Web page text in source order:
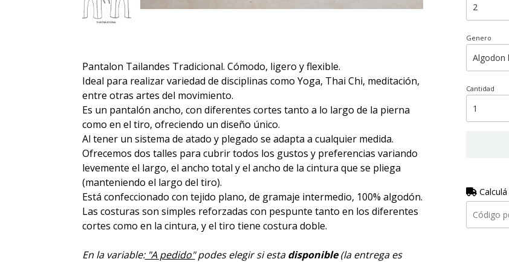
Pantalon Tailandes Tradicional. Cómodo, ligero y flexible.
Ideal para realizar variedad de disciplinas como Yoga, Thai Chi, meditación,
entre otras artes del movimiento.
Es un pantalón ancho, con diferentes cortes tanto a lo largo de la pierna
como en el tiro, ofreciendo un diseño único.
Al tener un sistema de atado y plegado se adapta a cualquier medida.
Ofrecemos dos talles para cubrir todos los gustos y preferencias variando
levemente el largo, el ancho total y el ancho de la cintura que se pliega
(manteniendo el largo del tiro).
Está confeccionado con tejido plano, de gramaje intermedio, 100% algodón.
Las costuras son simples reforzadas con pespunte tanto en los diferentes
cortes como en la cintura, y el tiro tiene costura doble.
En la variable:"A pedido"podes elegir si estadisponible(la entrega es
Genero
Cantidad